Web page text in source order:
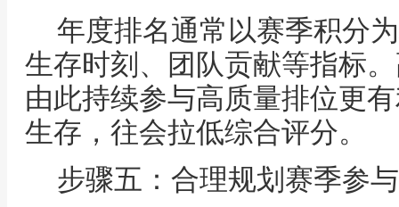
年度排名通常以赛季积分
生存时刻、团队贡献等指标
由此持续参与高质量排位更
生存，往会拉低综合评分。
步骤五：合理规划赛季参